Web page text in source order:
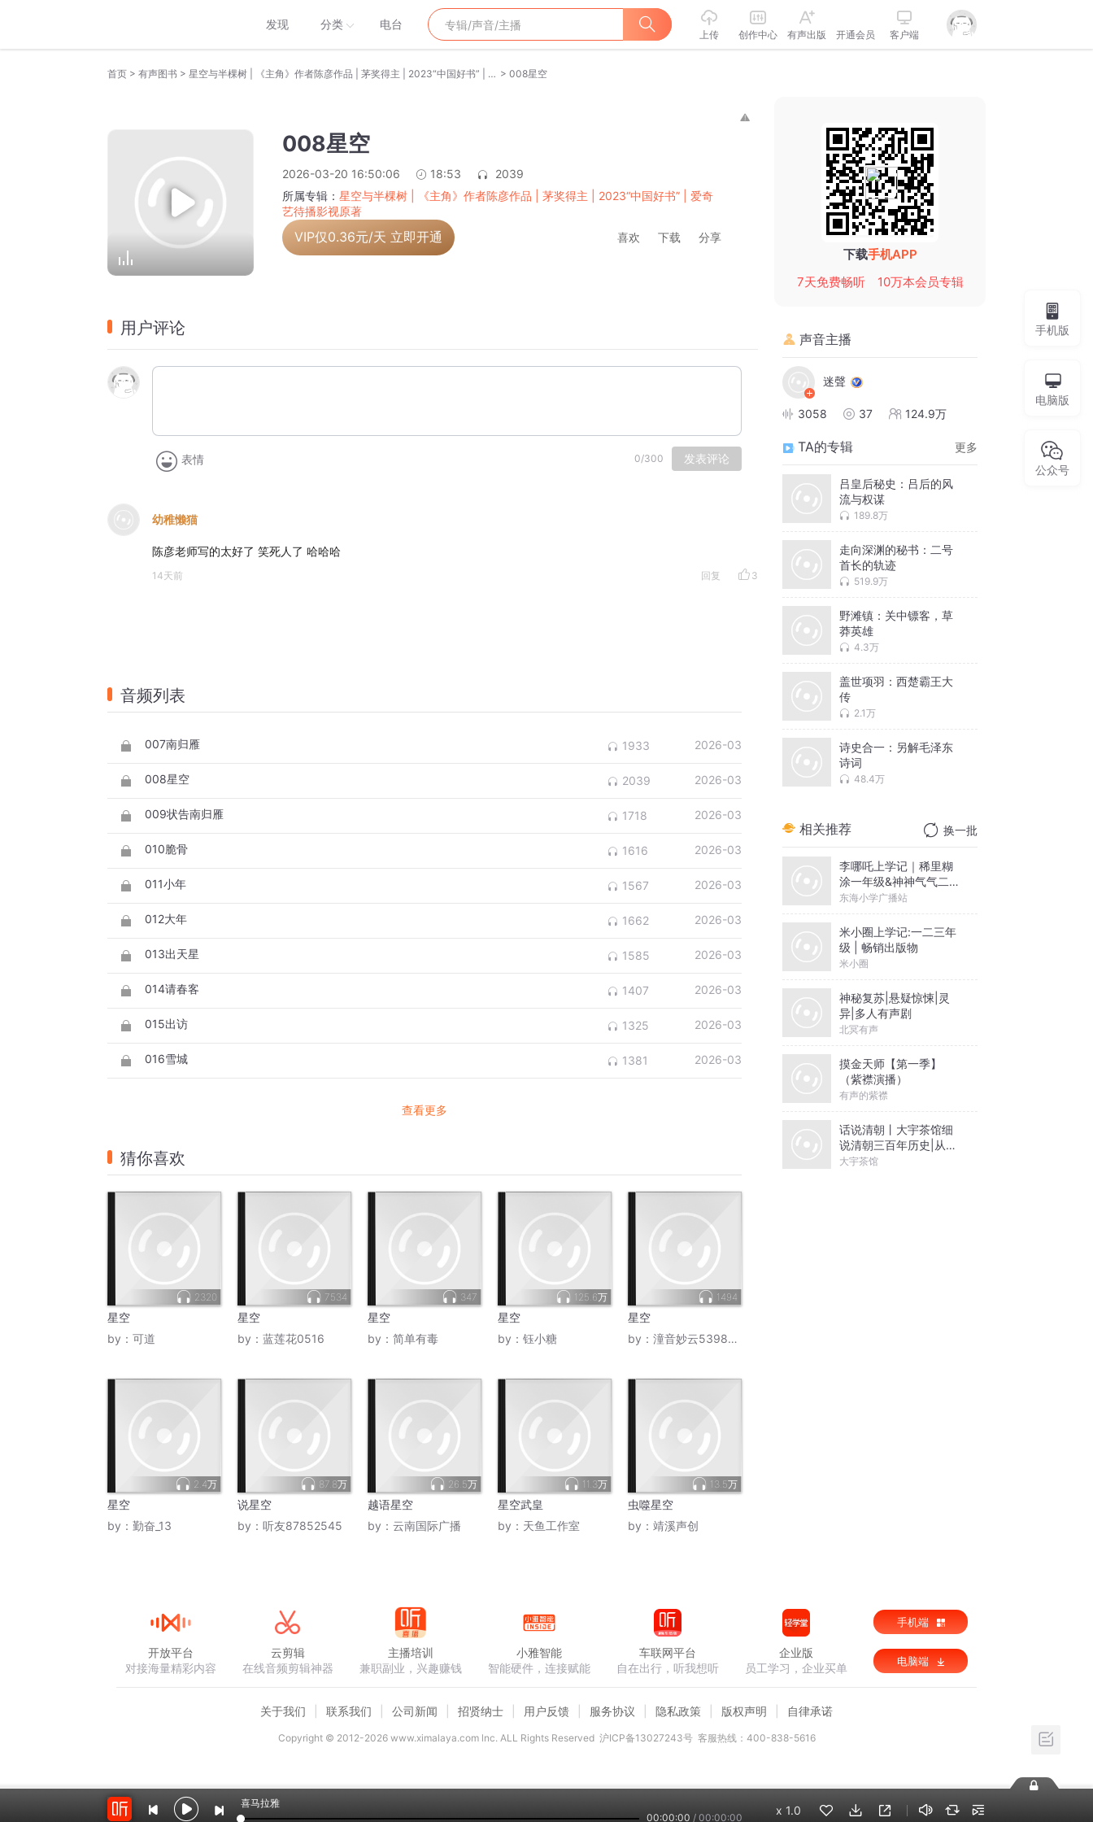
发现 分类 电台
上传 创作中心 有声出版 开通会员 客户端
首页 > 有声图书 > 星空与半棵树 | 《主角》作者陈彦作品 | 茅奖得主 | 2023“中国好书” | 爱奇艺待播影视原著 > 008星空
008星空
2026-03-20 16:50:06 18:53
2039
所属专辑： 星空与半棵树 | 《主角》作者陈彦作品 | 茅奖得主 | 2023“中国好书” | 爱奇
艺待播影视原著
VIP仅0.36元/天 立即开通 喜欢 下载 分享
用户评论
表情 0/300 发表评论
幼稚懒猫
陈彦老师写的太好了 笑死人了 哈哈哈
14天前 回复 3
音频列表
007南归雁 1933 2026-03
008星空 2039 2026-03
009状告南归雁 1718 2026-03
010脆骨 1616 2026-03
011小年 1567 2026-03
012大年 1662 2026-03
013出天星 1585 2026-03
014请春客 1407 2026-03
015出访 1325 2026-03
016雪城 1381 2026-03
查看更多
猜你喜欢
2320
星空
by： 可道
7534
星空
by： 蓝莲花0516
347
星空
by： 简单有毒
125.6万
星空
by： 钰小糖
1494
星空
by： 潼音妙云539887997
2.4万
星空
by： 勤奋_13
87.8万
说星空
by： 听友87852545
26.5万
越语星空
by： 云南国际广播
11.3万
星空武皇
by： 天鱼工作室
13.5万
虫噬星空
by： 靖溪声创
下载手机APP
7天免费畅听
10万本会员专辑
声音主播
迷聲
3058 37 124.9万
TA的专辑 更多
吕皇后秘史：吕后的风
流与权谋
189.8万
走向深渊的秘书：二号
首长的轨迹
519.9万
野滩镇：关中镖客，草
莽英雄
4.3万
盖世项羽：西楚霸王大
传
2.1万
诗史合一：另解毛泽东
诗词
48.4万
相关推荐 换一批
李哪吒上学记｜稀里糊
涂一年级&神神气气二年
级
东海小学广播站
米小圈上学记:一二三年
级 | 畅销出版物
米小圈
神秘复苏|悬疑惊悚|灵
异|多人有声剧
北冥有声
摸金天师【第一季】
（紫襟演播）
有声的紫襟
话说清朝丨大宇茶馆细
说清朝三百年历史|从努
尔哈赤到末代皇帝溥仪|
大宇茶馆
手机版
电脑版
公众号
喜马拉雅
00:00:00 / 00:00:00
x 1.0
开放平台
对接海量精彩内容
云剪辑
在线音频剪辑神器
主播培训
兼职副业，兴趣赚钱
小雅智能
智能硬件，连接赋能
车联网平台
自在出行，听我想听
企业版
员工学习，企业买单
手机端
电脑端
关于我们 联系我们 公司新闻 招贤纳士 用户反馈 服务协议 隐私政策 版权声明 自律承诺
Copyright © 2012-2026www.ximalaya.com lnc. ALL Rights Reserved 沪ICP备13027243号 客服热线：400-838-5616